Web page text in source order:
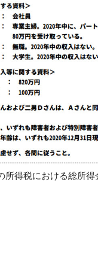
所得税における総所